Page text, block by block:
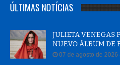
ÚLTIMAS NOTÍCIAS
JULIETA VENEGAS
NUEVO ÁLBUM DE
07 de agosto de 2026